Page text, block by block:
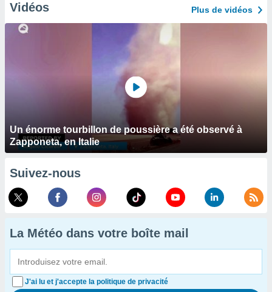
Vidéos Plus de vidéos
Un énorme tourbillon de poussière a été observé à
Zapponeta, en Italie
Suivez-nous
La Météo dans votre boîte mail
J'ai lu et j'accepte la politique de privacité